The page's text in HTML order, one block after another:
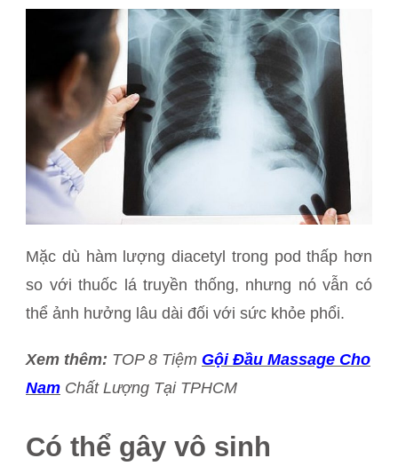
Mặc dù hàm lượng diacetyl trong pod thấp hơn
so với thuốc lá truyền thống, nhưng nó vẫn có
thể ảnh hưởng lâu dài đối với sức khỏe phổi.
Xem thêm: TOP 8 Tiệm Gội Đầu Massage Cho
Nam Chất Lượng Tại TPHCM
Có thể gây vô sinh